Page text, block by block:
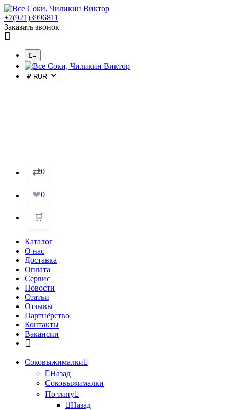
+7(921)3996811
Заказать звонок
=
⇄0
❤0
🛒
Каталог
О нас
Доставка
Оплата
Сервис
Новости
Статьи
Отзывы
Партнёрство
Контакты
Вакансии
Соковыжималки
Назад
Соковыжималки
По типу
Назад